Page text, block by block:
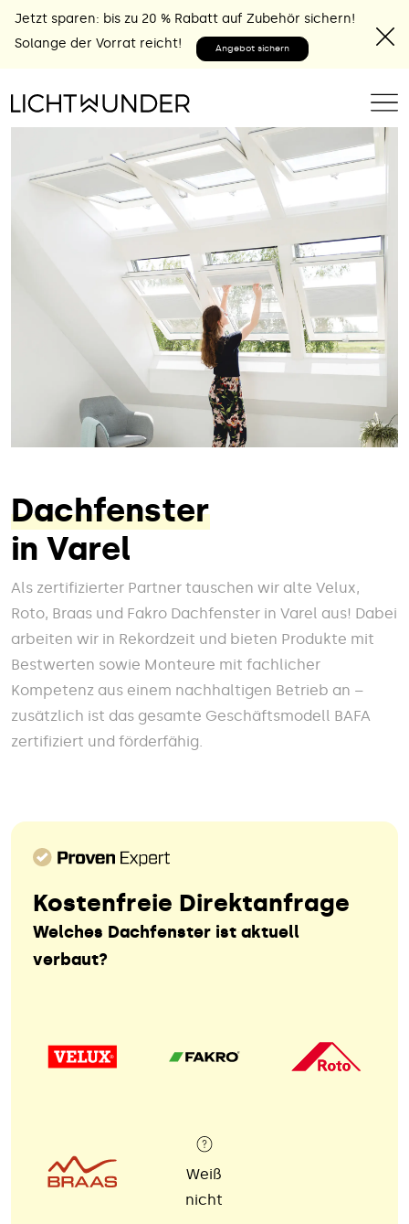
Jetzt sparen: bis zu 20 % Rabatt auf Zubehör sichern!
Solange der Vorrat reicht!
Angebot sichern
Dachfenster
in Varel
Als zertifizierter Partner tauschen wir alte Velux,
Roto, Braas und Fakro Dachfenster in Varel aus! Dabei
arbeiten wir in Rekordzeit und bieten Produkte mit
Bestwerten sowie Monteure mit fachlicher
Kompetenz aus einem nachhaltigen Betrieb an –
zusätzlich ist das gesamte Geschäftsmodell BAFA
zertifiziert und förderfähig.
Kostenfreie Direktanfrage
Welches Dachfenster ist aktuell
verbaut?
Weiß
nicht